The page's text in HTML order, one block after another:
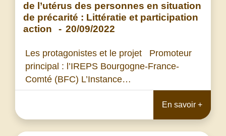
de l’utérus des personnes en situation
de précarité : Littératie et participation
action
- 20/09/2022
Les protagonistes et le projet Promoteur
principal : l’IREPS Bourgogne-France-
Comté (BFC) L’Instance…
En savoir +